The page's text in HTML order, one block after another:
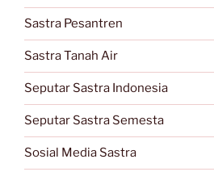
Sastra Pesantren
Sastra Tanah Air
Seputar Sastra Indonesia
Seputar Sastra Semesta
Sosial Media Sastra